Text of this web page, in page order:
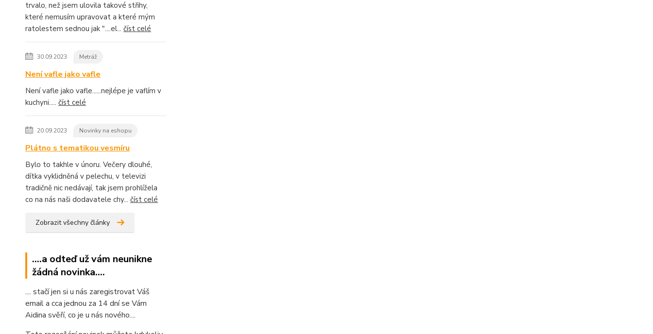
trvalo, než jsem ulovila takové střihy,
které nemusím upravovat a které mým
ratolestem sednou jak "....el... číst celé
30.09.2023 Metráž
Není vafle jako vafle
Není vafle jako vafle......nejlépe je vaflím v
kuchyni..... číst celé
20.09.2023 Novinky na eshopu
Plátno s tematikou vesmíru
Bylo to takhle v únoru. Večery dlouhé,
dítka vyklidněná v pelechu, v televizi
tradičně nic nedávají, tak jsem prohlížela
co na nás naši dodavatele chy... číst celé
Zobrazit všechny články
....a odteď už vám neunikne
žádná novinka....
.... stačí jen si u nás zaregistrovat Váš
email a cca jednou za 14 dní se Vám
Aidina svěří, co je u nás nového....